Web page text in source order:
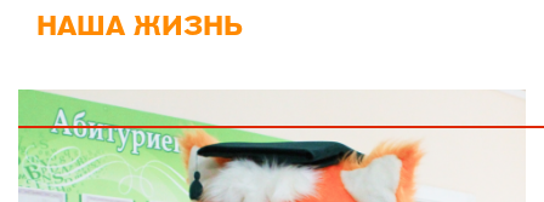
НАША ЖИЗНЬ